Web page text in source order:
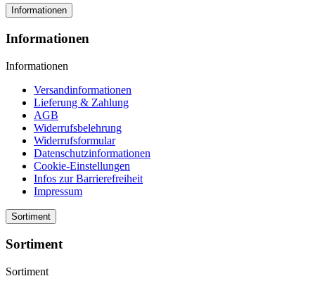
Informationen
Informationen
Informationen
Versandinformationen
Lieferung & Zahlung
AGB
Widerrufsbelehrung
Widerrufsformular
Datenschutzinformationen
Cookie-Einstellungen
Infos zur Barrierefreiheit
Impressum
Sortiment
Sortiment
Sortiment